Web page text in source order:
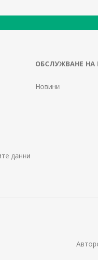
данни
ОБСЛУЖВАНЕ НА
Новини